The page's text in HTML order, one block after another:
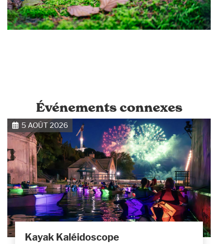
Événements connexes
5 AOÛT 2026
Kayak Kaléidoscope